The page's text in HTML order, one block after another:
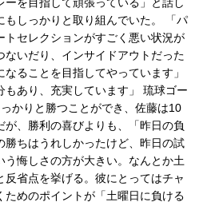
を目指して頑張っている」と話し
しっかりと取り組んでいた。 「パ
トセレクションがすごく悪い状況が
いだり、インサイドアウトだった
ることを目指してやっています」
もあり、充実しています」 琉球ゴー
かりと勝つことができ、佐藤は10
、勝利の喜びよりも、「昨日の負
勝ちはうれしかったけど、昨日の試
悔しさの方が大きい。なんとか土
省点を挙げる。彼にとってはチャ
ためのポイントが「土曜日に負ける